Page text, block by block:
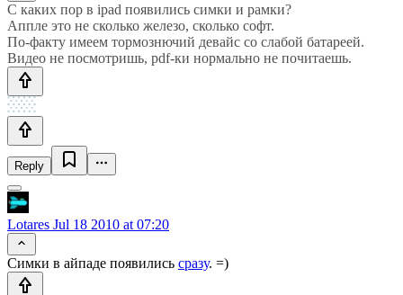
С каких пор в ipad появились симки и рамки?
Аппле это не сколько железо, сколько софт.
По-факту имеем тормознючий девайс со слабой батареей.
Видео не посмотришь, pdf-ки нормально не почитаешь.
Reply
Lotares Jul 18 2010 at 07:20
Симки в айпаде появились сразу. =)